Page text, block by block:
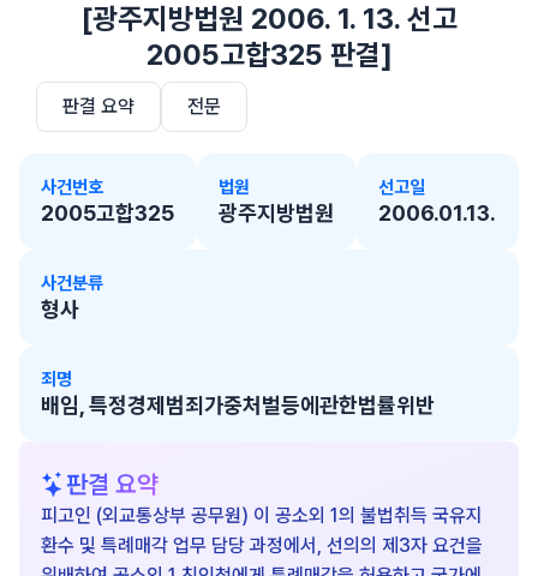
[광주지방법원 2006. 1. 13. 선고
2005고합325 판결]
판결 요약 전문
사건번호
2005고합325
법원
광주지방법원
선고일
2006.01.13.
사건분류
형사
죄명
배임, 특정경제범죄가중처벌등에관한법률위반
판결 요약
피고인 (외교통상부 공무원) 이 공소외 1의 불법취득 국유지
환수 및 특례매각 업무 담당 과정에서, 선의의 제3자 요건을